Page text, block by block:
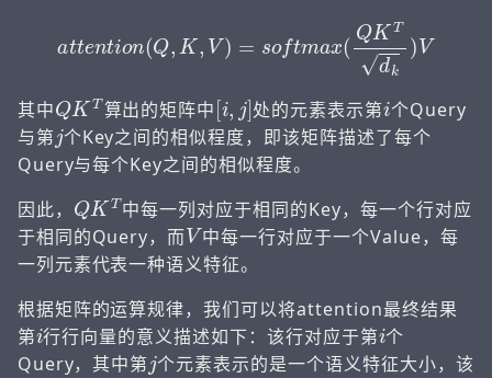
QKTdk
其中
QKT
算出的矩阵中
[i ]
处的元素表示第
i
个Query
与第
j
个Key之间的相似程度，即该矩阵描述了每个
Query与每个Key之间的相似程度。
因此，
QKT
中每一列对应于相同的Key，每一个行对应
于相同的Query，而
V
中每一行对应于一个Value，每
一列元素代表一种语义特征。
根据矩阵的运算规律，我们可以将attention最终结果
第
i
行行向量的意义描述如下：该行对应于第
i
个
Query，其中第
j
个元素表示的是一个语义特征大小，该